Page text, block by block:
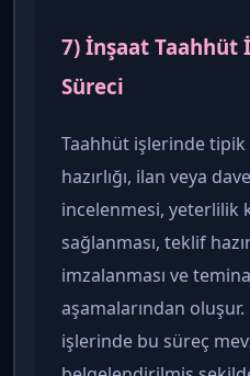
7) İnşaat Taahhüt
Süreci
Taahhüt işlerinde
hazırlığı, ilan veya
incelenmesi, yeterlilik
sağlanması, teklif
imzalanması ve
aşamalarından
işlerinde bu süreç